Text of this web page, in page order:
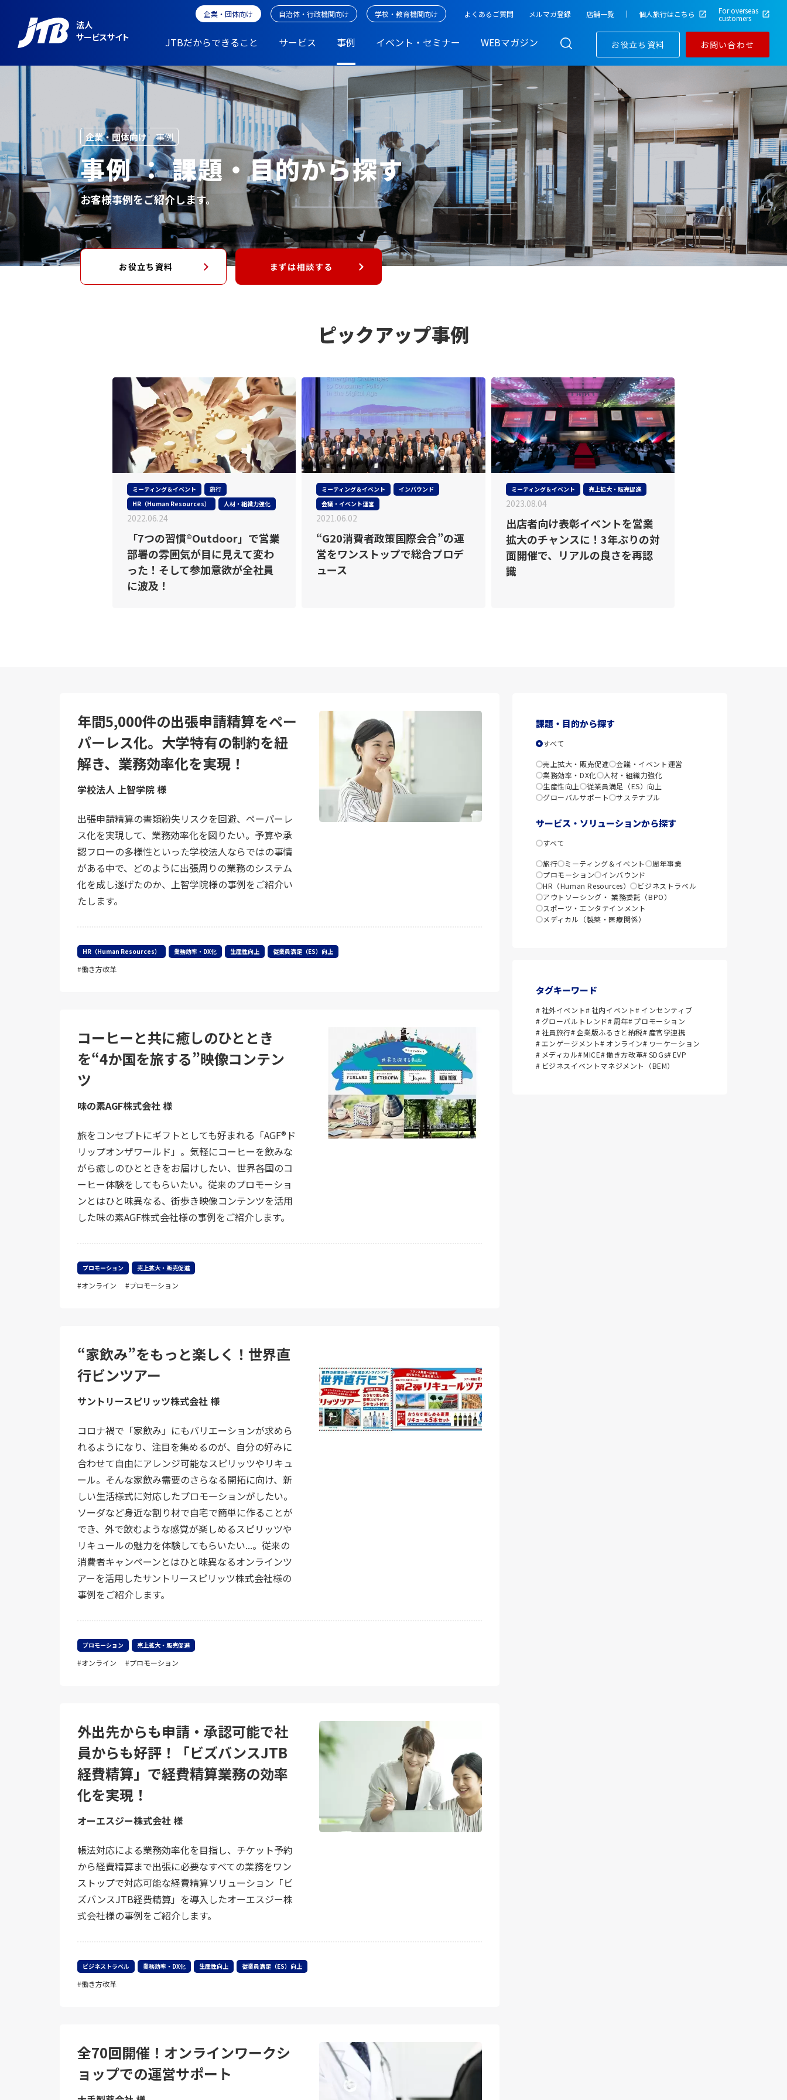
法人
サービスサイト
企業・団体向け 自治体・行政機関向け 学校・教育機関向け よくあるご質問 メルマガ登録 店舗一覧 個人旅行はこちら For overseas
customers
JTBだからできること サービス 事例 イベント・セミナー WEBマガジン お役立ち資料 お問い合わせ
企業・団体向け 事例
事例 ： 課題・目的から探す
お客様事例をご紹介します。
お役立ち資料 まずは相談する
ピックアップ事例
ミーティング＆イベント
旅行
HR（Human Resources）
人材・組織力強化
2022.06.24
「7つの習慣®Outdoor」で営業
部署の雰囲気が目に見えて変わ
った！そして参加意欲が全社員
に波及！
ミーティング＆イベント
インバウンド
会議・イベント運営
2021.06.02
“G20消費者政策国際会合”の運
営をワンストップで総合プロデ
ュース
ミーティング＆イベント 売上拡大・販売促進
2023.08.04
出店者向け表彰イベントを営業
拡大のチャンスに！3年ぶりの対
面開催で、リアルの良さを再認
識
課題・目的から探す
すべて
売上拡大・販売促進
会議・イベント運営
業務効率・DX化
人材・組織力強化
生産性向上
従業員満足（ES）向上
グローバルサポート
サステナブル
サービス・ソリューションから探す
すべて
旅行 ミーティング＆イベント
周年事業
プロモーション
インバウンド
HR（Human Resources）
ビジネストラベル
アウトソーシング・ 業務委託（BPO）
スポーツ・エンタテインメント
メディカル（製薬・医療関係）
タグキーワード
社外イベント 社内イベント
インセンティブ
グローバルトレンド
周年 プロモーション
社員旅行 企業版ふるさと納税
産官学連携
エンゲージメント
オンライン
ワーケーション
メディカル
MICE 働き方改革 SDGs EVP
ビジネスイベントマネジメント（BEM）
年間5,000件の出張申請精算をペー
パーレス化。大学特有の制約を紐
解き、業務効率化を実現！
学校法人 上智学院 様
出張申請精算の書類紛失リスクを回避、ペーパーレ
ス化を実現して、業務効率化を図りたい。予算や承
認フローの多様性といった学校法人ならではの事情
がある中で、どのように出張周りの業務のシステム
化を成し遂げたのか、上智学院様の事例をご紹介い
たします。
HR（Human Resources） 業務効率・DX化 生産性向上 従業員満足（ES）向上
働き方改革
コーヒーと共に癒しのひととき
を“4か国を旅する”映像コンテン
ツ
味の素AGF株式会社 様
旅をコンセプトにギフトとしても好まれる「AGF®ド
リップオンザワールド」。気軽にコーヒーを飲みな
がら癒しのひとときをお届けしたい、世界各国のコ
ーヒー体験をしてもらいたい。従来のプロモーショ
ンとはひと味異なる、街歩き映像コンテンツを活用
した味の素AGF株式会社様の事例をご紹介します。
プロモーション 売上拡大・販売促進
オンライン プロモーション
“家飲み”をもっと楽しく！世界直
行ビンツアー
サントリースピリッツ株式会社 様
コロナ禍で「家飲み」にもバリエーションが求めら
れるようになり、注目を集めるのが、自分の好みに
合わせて自由にアレンジ可能なスピリッツやリキュ
ール。そんな家飲み需要のさらなる開拓に向け、新
しい生活様式に対応したプロモーションがしたい。
ソーダなど身近な割り材で自宅で簡単に作ることが
でき、外で飲むような感覚が楽しめるスピリッツや
リキュールの魅力を体験してもらいたい...。従来の
消費者キャンペーンとはひと味異なるオンラインツ
アーを活用したサントリースピリッツ株式会社様の
事例をご紹介します。
プロモーション 売上拡大・販売促進
オンライン プロモーション
外出先からも申請・承認可能で社
員からも好評！「ビズバンスJTB
経費精算」で経費精算業務の効率
化を実現！
オーエスジー株式会社 様
帳法対応による業務効率化を目指し、チケット予約
から経費精算まで出張に必要なすべての業務をワン
ストップで対応可能な経費精算ソリューション「ビ
ズバンスJTB経費精算」を導入したオーエスジー株
式会社様の事例をご紹介します。
ビジネストラベル 業務効率・DX化 生産性向上 従業員満足（ES）向上
働き方改革
全70回開催！オンラインワークシ
ョップでの運営サポート